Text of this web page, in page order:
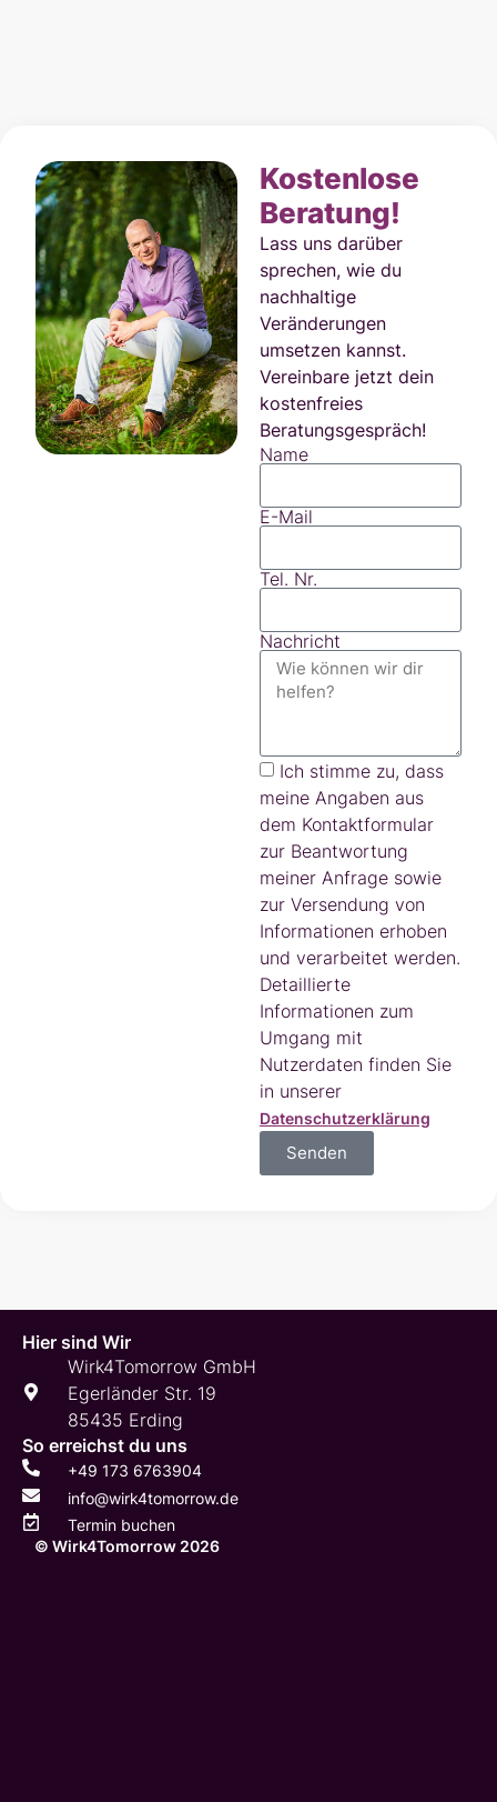
Kostenlose
Beratung!​
Lass uns darüber
sprechen, wie du
nachhaltige
Veränderungen
umsetzen kannst.
Vereinbare jetzt dein
kostenfreies
Beratungsgespräch!
Name
E-Mail
Tel. Nr.
Nachricht
Ich stimme zu, dass
meine Angaben aus
dem Kontaktformular
zur Beantwortung
meiner Anfrage sowie
zur Versendung von
Informationen erhoben
und verarbeitet werden.
Detaillierte
Informationen zum
Umgang mit
Nutzerdaten finden Sie
in unserer
Datenschutzerklärung
Senden
Hier sind Wir
Wirk4Tomorrow GmbH
Egerländer Str. 19
85435 Erding
So erreichst du uns
+49 173 6763904
info@wirk4tomorrow.de
Termin buchen
© Wirk4Tomorrow 2026